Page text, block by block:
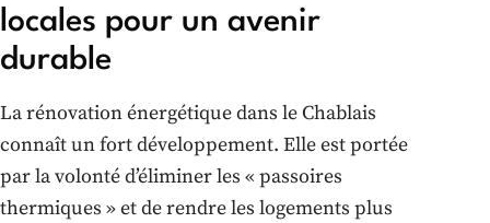
locales pour un avenir
durable
La rénovation énergétique dans le Chablais
connaît un fort développement. Elle est portée
par la volonté d’éliminer les « passoires
thermiques » et de rendre les logements plus